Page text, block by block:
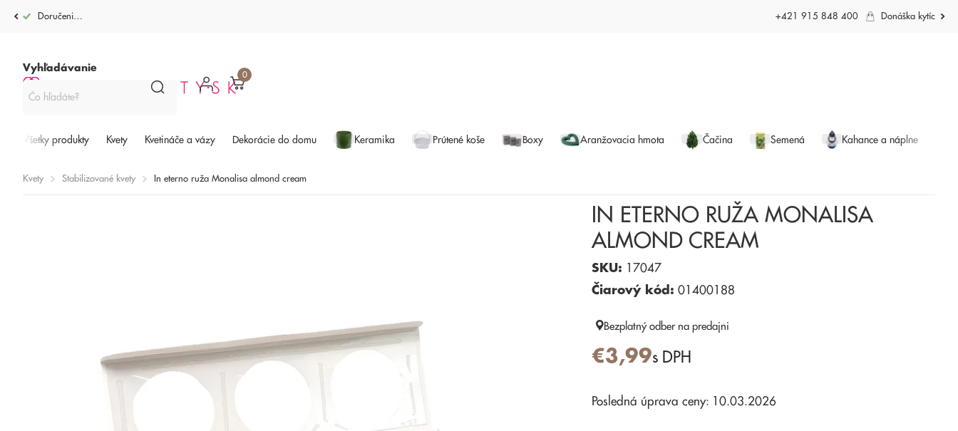
Doručenie po celej SR od 4,99€ +421 915 848 400 Donáška kytíc
Vyhľadávanie
0
Všetky produkty Kvety Kvetináče a vázy Dekorácie do domu Keramika Prútené koše Boxy Aranžovacia hmota Čačina Semená Kahance a náplne
Kvety Stabilizované kvety In eterno ruža Monalisa almond cream
IN ETERNO RUŽA MONALISA
ALMOND CREAM
SKU: 17047
Čiarový kód: 01400188
Bezplatný odber na predajni
€3,99s DPH
Posledná úprava ceny: 10.03.2026